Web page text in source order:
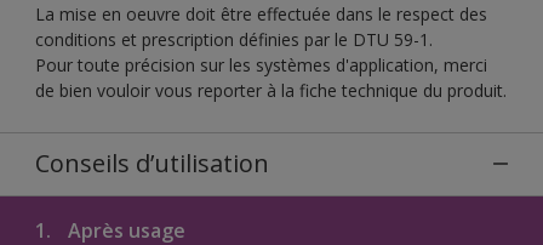
La mise en oeuvre doit être effectuée dans le respect des
conditions et prescription définies par le DTU 59-1.
Pour toute précision sur les systèmes d'application, merci
de bien vouloir vous reporter à la fiche technique du produit.
Conseils d’utilisation
1. Après usage